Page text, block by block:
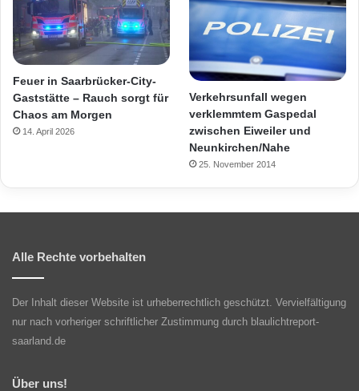
Feuer in Saarbrücker-City-
Gaststätte – Rauch sorgt für
Chaos am Morgen
14. April 2026
Verkehrsunfall wegen
verklemmtem Gaspedal
zwischen Eiweiler und
Neunkirchen/Nahe
25. November 2014
Alle Rechte vorbehalten
Der Inhalt dieser Website ist urheberrechtlich geschützt. Vervielfältigung
nur nach vorheriger schriftlicher Zustimmung durch blaulichtreport-
saarland.de
Über uns!